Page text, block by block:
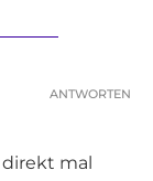
direkt mal
ANTWORTEN